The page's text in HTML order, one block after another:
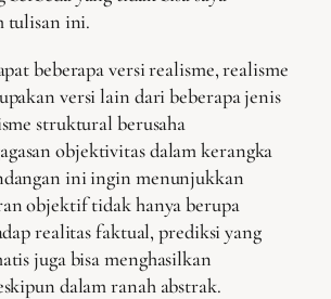
tulisan ini.
beberapa versi realisme, realisme
versi lain dari beberapa jenis
struktural berusaha
objektivitas dalam kerangka
ini ingin menunjukkan
objektif tidak hanya berupa
realitas faktual, prediksi yang
juga bisa menghasilkan
dalam ranah abstrak.